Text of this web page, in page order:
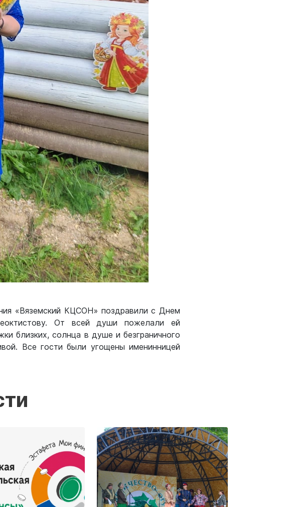
«Вяземский КЦСОН» поздравили с Днем
От всей души пожелали ей
близких, солнца в душе и безграничного
Все гости были угощены именинницей